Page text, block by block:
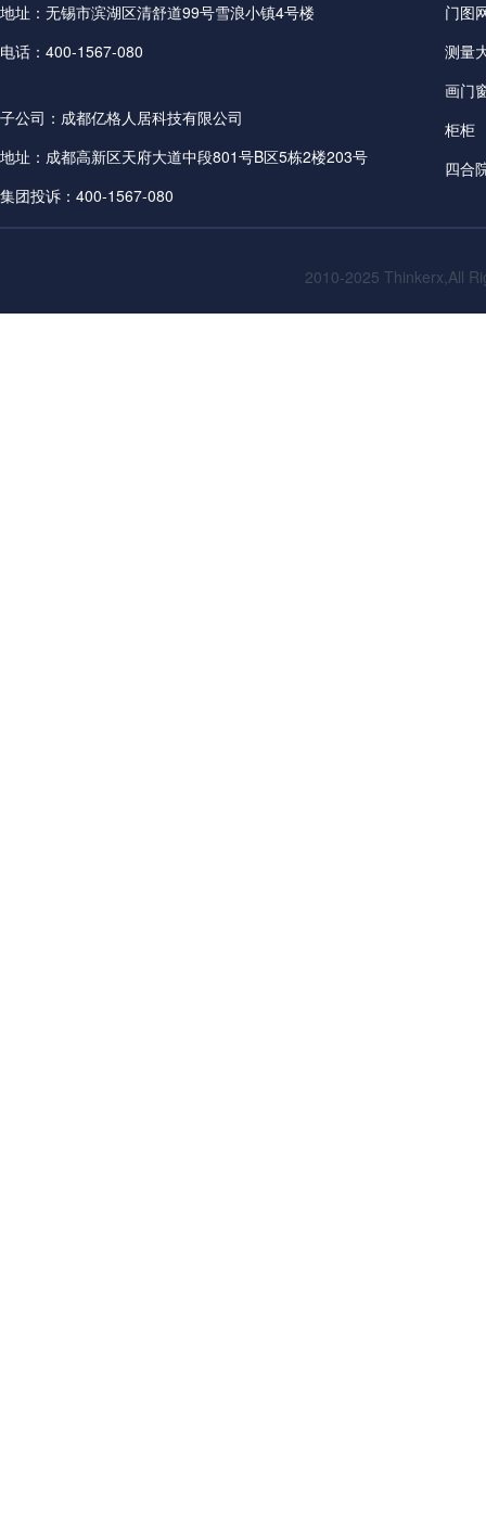
地址：无锡市滨湖区清舒道99号雪浪小镇4号楼
电话：400-1567-080
子公司：成都亿格人居科技有限公司
地址：成都高新区天府大道中段801号B区5栋2楼203号
集团投诉：400-1567-080
门图
测量
画门
柜柜
四合
2010-2025 Thinkerx,All